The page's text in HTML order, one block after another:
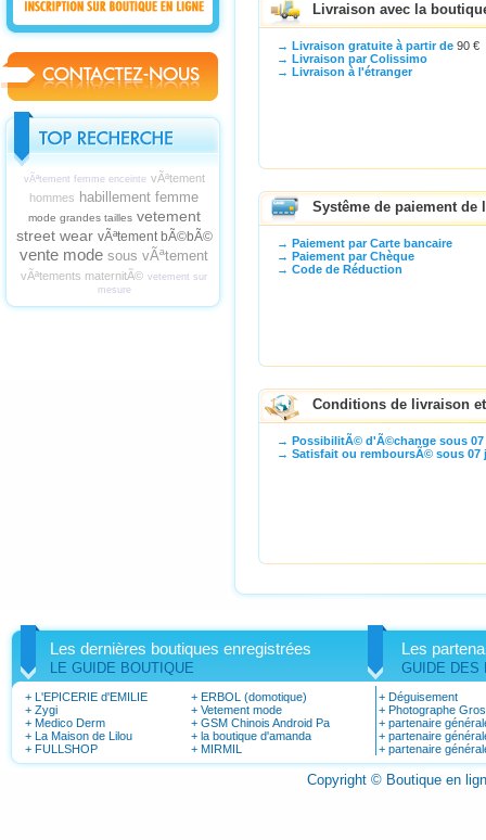
vÃªtement femme enceinte vÃªtement
hommes habillement femme
mode grandes tailles vetement
street wear vÃªtement bÃ©bÃ©
vente mode sous vÃªtement
vÃªtements maternitÃ© vetement sur
mesure
Livraison avec la
→ Livraison gratuite à partir de 90 €
→ Livraison par Colissimo
→ Livraison à l'étranger
Systême de paiement
→ Paiement par Carte bancaire
→ Paiement par Chèque
→ Code de Réduction
Conditions de livraison
→ PossibilitÃ© d'Ã©change sous 07
→ Satisfait ou remboursÃ© sous 07
Les dernières boutiques enregistrées
LE GUIDE BOUTIQUE
Les
GUIDE DES
+ L'EPICERIE d'EMILIE
+ Zygi
+ Medico Derm
+ La Maison de Lilou
+ FULLSHOP
+ ERBOL (domotique)
+ Vetement mode
+ GSM Chinois Android Pa
+ la boutique d'amanda
+ MIRMIL
+ Déguisement
+ Photographe
+ partenaire
+ partenaire
+ partenaire
Copyright © Boutique en